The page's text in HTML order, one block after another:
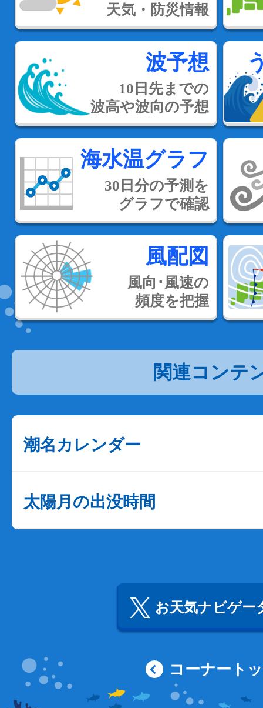
天気・防災情報
波予想
10日先までの
波高や波向の予想
海水温グラフ
30日分の予測を
グラフで確認
風配図
風向･風速の
頻度を把握
関連コンテ
潮名カレンダー
太陽月の出没時間
お天気ナビゲー
コーナート